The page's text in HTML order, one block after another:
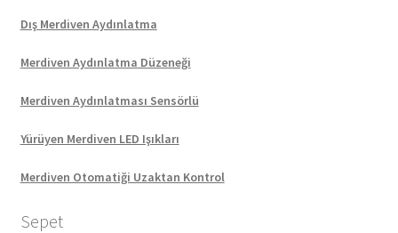
Dış Merdiven Aydınlatma
Merdiven Aydınlatma Düzeneği
Merdiven Aydınlatması Sensörlü
Yürüyen Merdiven LED Işıkları
Merdiven Otomatiği Uzaktan Kontrol
Sepet